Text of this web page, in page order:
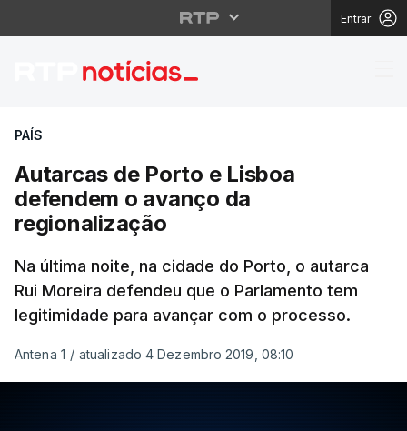
Entrar
Autarcas de Porto e
PAÍS
Autarcas de Porto e Lisboa
defendem o avanço da
regionalização
Na última noite, na cidade do Porto, o autarca
Rui Moreira defendeu que o Parlamento tem
legitimidade para avançar com o processo.
Antena 1 / atualizado 4 Dezembro 2019, 08:10